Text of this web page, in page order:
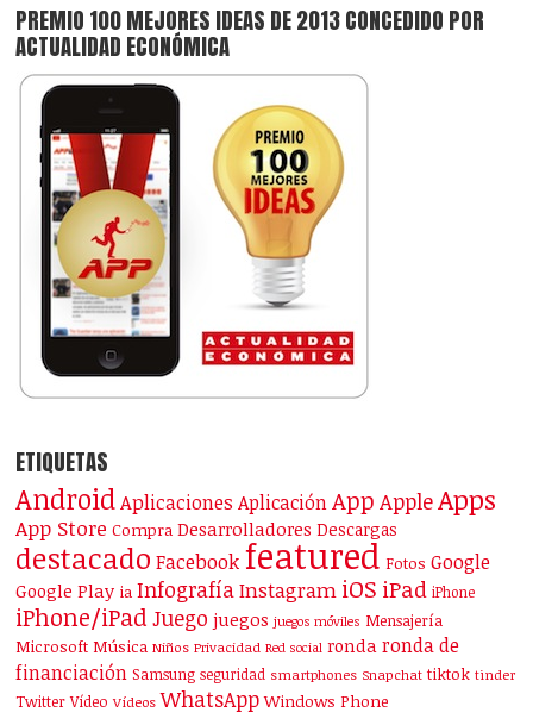
PREMIO 100 MEJORES IDEAS DE 2013 CONCEDIDO POR
ACTUALIDAD ECONÓMICA
ETIQUETAS
Android Aplicaciones Aplicación App AppleApps
App Store Compra Desarrolladores Descargas
destacado Facebook featured Fotos Google
Google Play ia Infografía Instagram iOS iPad iPhone
iPhone/iPad Juego juegos juegos móviles Mensajería
Microsoft Música Niños Privacidad Red social ronda ronda de
financiación Samsung seguridad smartphones Snapchat tiktok tinder
Twitter Vídeo Vídeos WhatsApp Windows Phone